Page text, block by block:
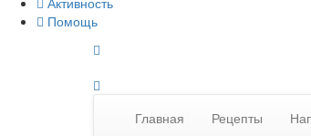
Помощь
Главная Рецепты